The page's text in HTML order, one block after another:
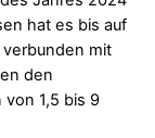
hat es bis auf
mit
den
von 1,5 bis 9